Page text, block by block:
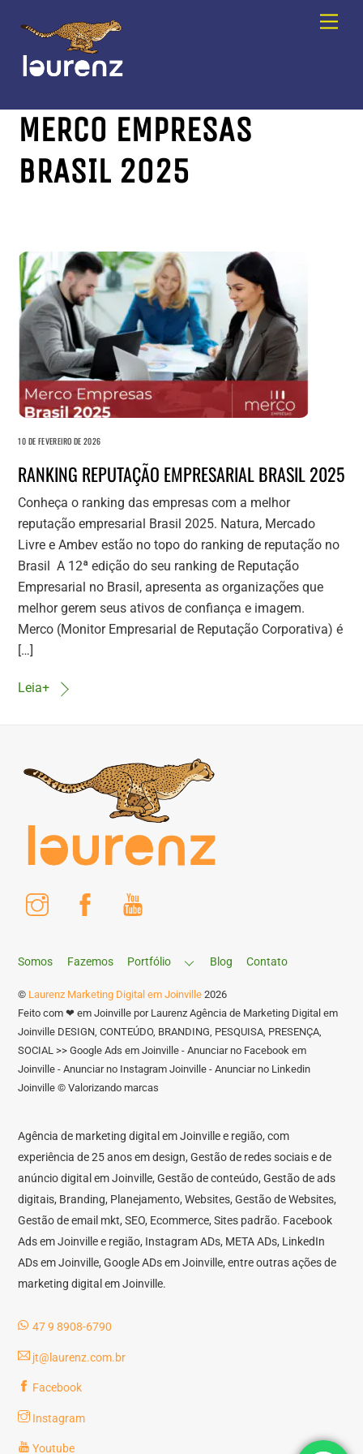
content
MERCO EMPRESAS
BRASIL 2025
10 DE FEVEREIRO DE 2026
RANKING REPUTAÇÃO EMPRESARIAL BRASIL 2025
Conheça o ranking das empresas com a melhor
reputação empresarial Brasil 2025. Natura, Mercado
Livre e Ambev estão no topo do ranking de reputação no
Brasil A 12ª edição do seu ranking de Reputação
Empresarial no Brasil, apresenta as organizações que
melhor gerem seus ativos de confiança e imagem.
Merco (Monitor Empresarial de Reputação Corporativa) é
[…]
Leia+
Instagram Facebook
Somos Fazemos Portfólio Blog Contato
© Laurenz Marketing Digital em Joinville 2026
Feito com ❤ em Joinville por Laurenz Agência de Marketing Digital em
Joinville DESIGN, CONTEÚDO, BRANDING, PESQUISA, PRESENÇA,
SOCIAL >> Google Ads em Joinville - Anunciar no Facebook em
Joinville - Anunciar no Instagram Joinville - Anunciar no Linkedin
Joinville © Valorizando marcas
Agência de marketing digital em Joinville e região, com
experiência de 25 anos em design, Gestão de redes sociais e de
anúncio digital em Joinville, Gestão de conteúdo, Gestão de ads
digitais, Branding, Planejamento, Websites, Gestão de Websites,
Gestão de email mkt, SEO, Ecommerce, Sites padrão. Facebook
Ads em Joinville e região, Instagram ADs, META ADs, LinkedIn
ADs em Joinville, Google ADs em Joinville, entre outras ações de
marketing digital em Joinville.
47 9 8908-6790
jt@laurenz.com.br
Facebook
Instagram
Youtube